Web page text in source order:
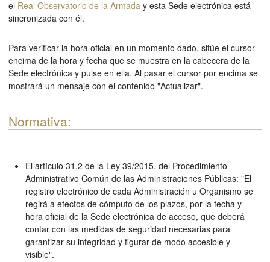
el Real Observatorio de la Armada y esta Sede electrónica está
sincronizada con él.
Para verificar la hora oficial en un momento dado, sitúe el cursor
encima de la hora y fecha que se muestra en la cabecera de la
Sede electrónica y pulse en ella. Al pasar el cursor por encima se
mostrará un mensaje con el contenido "Actualizar".
Normativa:
El artículo 31.2 de la Ley 39/2015, del Procedimiento
Administrativo Común de las Administraciones Públicas: "El
registro electrónico de cada Administración u Organismo se
regirá a efectos de cómputo de los plazos, por la fecha y
hora oficial de la Sede electrónica de acceso, que deberá
contar con las medidas de seguridad necesarias para
garantizar su integridad y figurar de modo accesible y
visible".